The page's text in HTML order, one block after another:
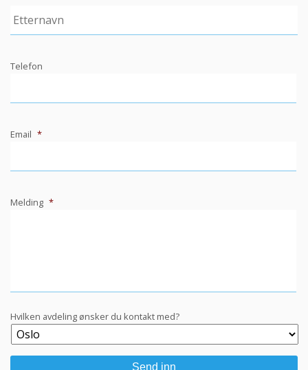
Telefon
Email *
Melding *
Hvilken avdeling ønsker du kontakt med?